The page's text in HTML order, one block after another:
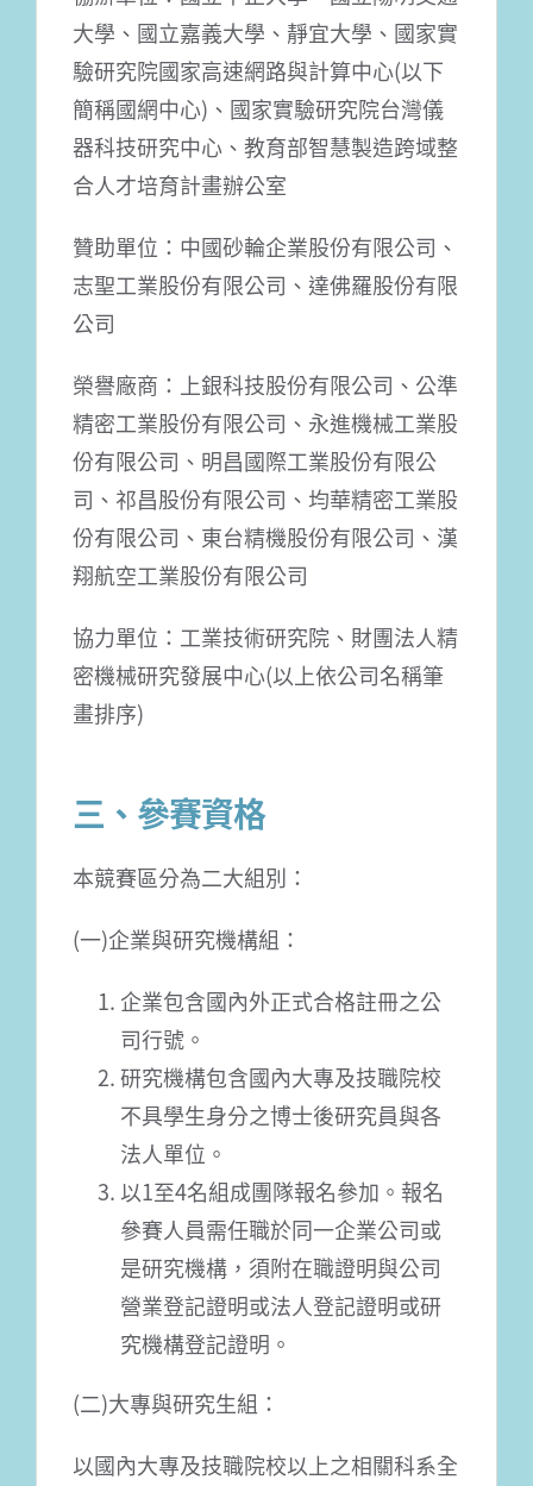
大學、國立嘉義大學、靜宜大學、國家實
驗研究院國家高速網路與計算中心(以下
簡稱國網中心)、國家實驗研究院台灣儀
器科技研究中心、教育部智慧製造跨域整
合人才培育計畫辦公室
贊助單位：中國砂輪企業股份有限公司、
志聖工業股份有限公司、達佛羅股份有限
公司
榮譽廠商：上銀科技股份有限公司、公準
精密工業股份有限公司、永進機械工業股
份有限公司、明昌國際工業股份有限公
司、祁昌股份有限公司、均華精密工業股
份有限公司、東台精機股份有限公司、漢
翔航空工業股份有限公司
協力單位：工業技術研究院、財團法人精
密機械研究發展中心(以上依公司名稱筆
畫排序)
三、參賽資格
本競賽區分為二大組別：
(一)企業與研究機構組：
企業包含國內外正式合格註冊之公
司行號。
研究機構包含國內大專及技職院校
不具學生身分之博士後研究員與各
法人單位。
以1至4名組成團隊報名參加。報名
參賽人員需任職於同一企業公司或
是研究機構，須附在職證明與公司
營業登記證明或法人登記證明或研
究機構登記證明。
(二)大專與研究生組：
以國內大專及技職院校以上之相關科系全